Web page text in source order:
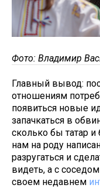
Фото: Владимир
Главный вывод:
отношениям
появиться новые
запачкаться в
сколько бы татар и
нам на роду
разругаться и
видеть, а с
своем недавнем